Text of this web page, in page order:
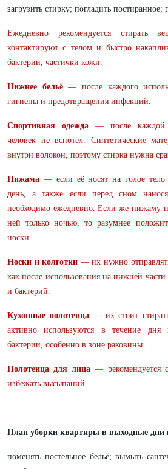
загрузить стирку; погладить постиранное;
Ежедневно рекомендуется стирать
контактируют с телом и быстро
бактерии, частички кожи.
Нижнее бельё— после каждого
гигиены и предотвращения инфекций.
Спортивная одежда — после каждой
человек не вспотел. Синтетические
внутри волокон, поэтому стирка нужна
Пижама — если её носят на голое
день, а также если перед сном
необходимо ежедневно. Если же пижаму
ней только ночью, то разумнее
носки.
Носки и колготки — их нужно
как после использования на нижней части
и бактерий.
Кухонные полотенца — их стоит
активно используются в течение
бактерии, особенно в зоне раковины.
Полотенца для лица — рекомендуется
избежать высыпаний.
План уборки квартиры в выходные дни
поменять постельное бельё; вымыть